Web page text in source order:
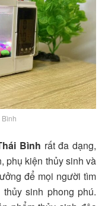
Bình rất đa dạng,
phụ kiện thủy sinh và
để mọi người tìm
sinh phong phú.